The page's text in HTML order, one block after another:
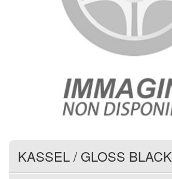
KASSEL/ GLOSS BLACK